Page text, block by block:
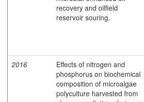
recovery and oilfield
reservoir souring.
2016
Effects of nitrogen and
phosphorus on biochemical
composition of microalgae
polyculture harvested from